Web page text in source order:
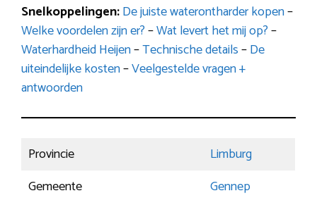
Snelkoppelingen:De juiste waterontharder kopen–
Welke voordelen zijn er?–Wat levert het mij op?–
Waterhardheid Heijen–Technische details–De
uiteindelijke kosten–Veelgestelde vragen +
antwoorden
Provincie
Limburg
Gemeente
Gennep